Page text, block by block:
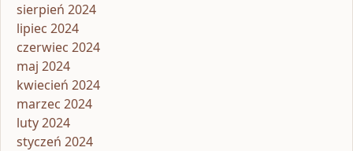
sierpień 2024
lipiec 2024
czerwiec 2024
maj 2024
kwiecień 2024
marzec 2024
luty 2024
styczeń 2024